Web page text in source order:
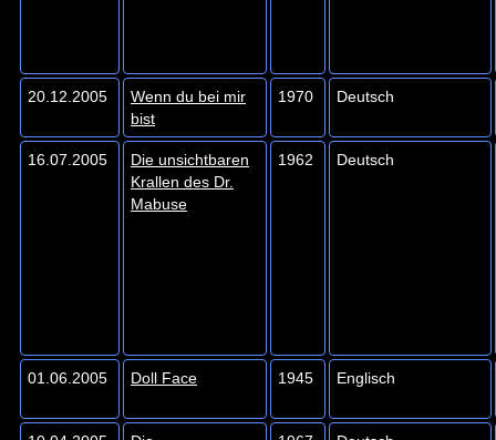
20.12.2005
Wenn du bei mir
bist
1970 Deutsch
16.07.2005
Die unsichtbaren
Krallen des Dr.
Mabuse
1962 Deutsch
01.06.2005 Doll Face 1945 Englisch